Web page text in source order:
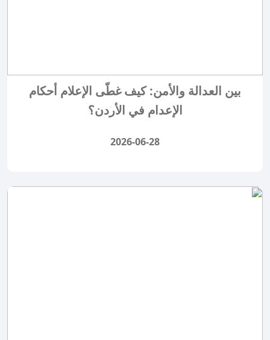
بين العدالة والأمن: كيف غطّى الإعلام أحكام
الإعدام في الأردن؟
2026-06-28